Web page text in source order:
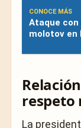
CONOCE MÁS
Ataque con
molotov en
respeto
La